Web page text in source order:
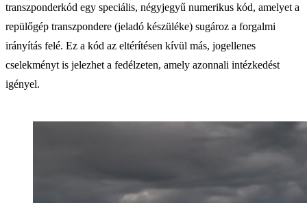
transzponderkód egy speciális, négyjegyű numerikus kód, amelyet a
repülőgép transzpondere (jeladó készüléke) sugároz a forgalmi
irányítás felé. Ez a kód az eltérítésen kívül más, jogellenes
cselekményt is jelezhet a fedélzeten, amely azonnali intézkedést
igényel.